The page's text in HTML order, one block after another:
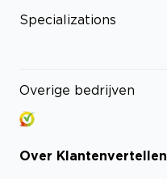
Specializations
Overige bedrijven
Over Klantenvertellen